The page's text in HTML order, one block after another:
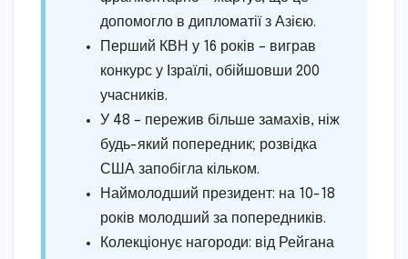
допомогло в дипломатії з Азією.
Перший КВН у 16 років – виграв
конкурс у Ізраїлі, обійшовши 200
учасників.
У 48 – пережив більше замахів, ніж
будь-який попередник; розвідка
США запобігла кільком.
Наймолодший президент: на 10-18
років молодший за попередників.
Колекціонує нагороди: від Рейгана